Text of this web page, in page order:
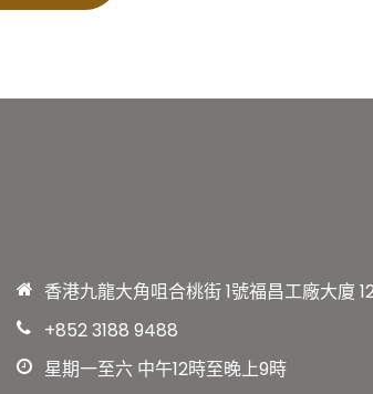
香港九龍大角咀合桃街 1號福昌工廠大廈
+852 3188 9488
星期一至六 中午12時至晚上9時